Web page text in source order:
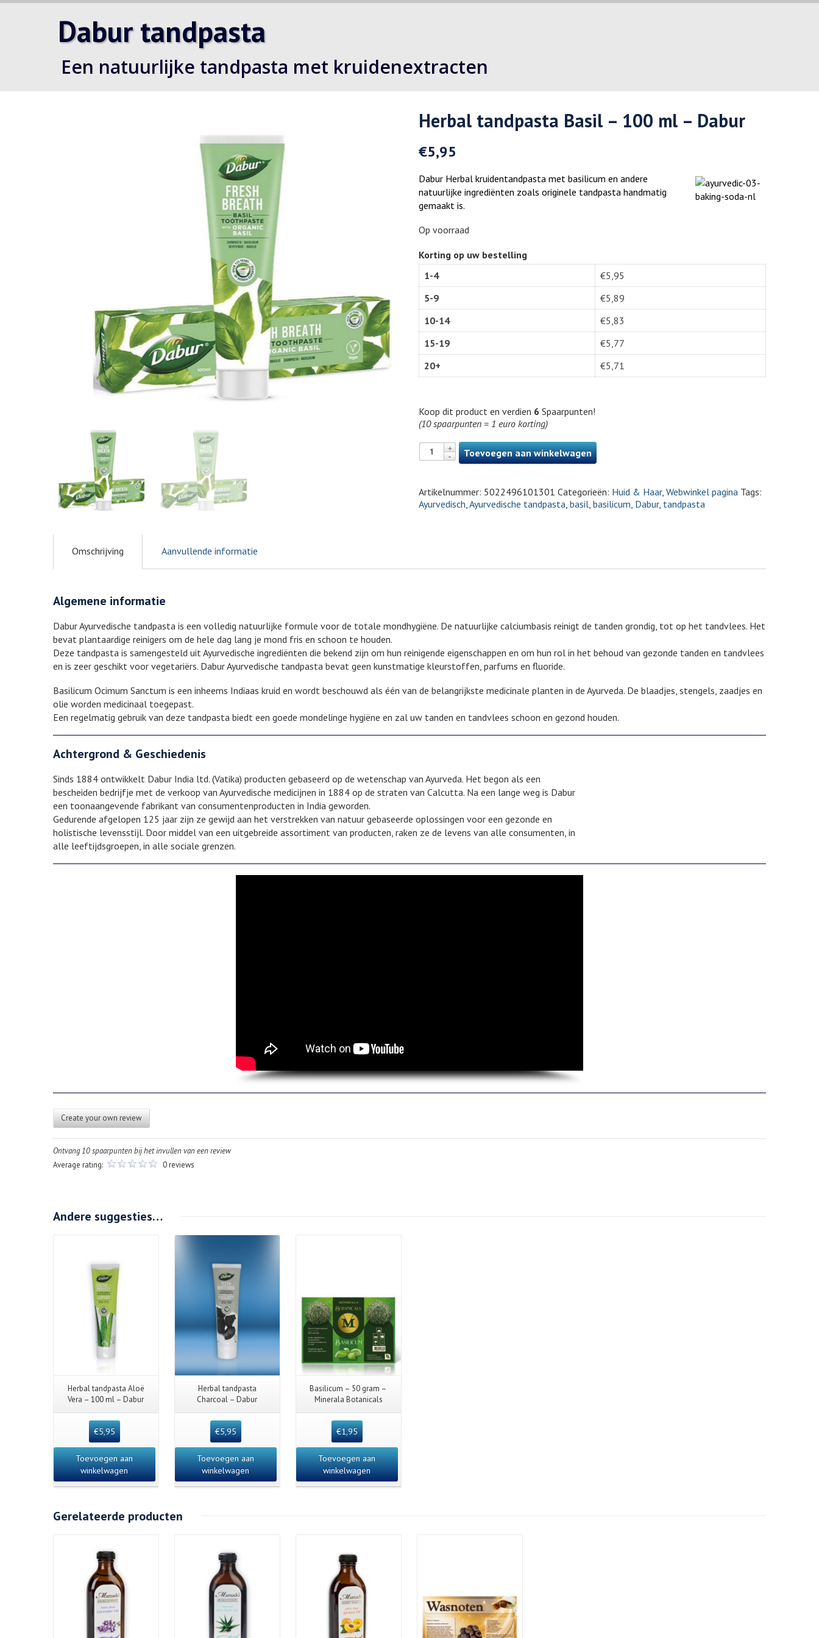
Dabur tandpasta
Een natuurlijke tandpasta met kruidenextracten
Herbal tandpasta Basil – 100 ml – Dabur
€5,95
Dabur Herbal kruidentandpasta met basilicum en andere
natuurlijke ingrediënten zoals originele tandpasta handmatig
gemaakt is.
Op voorraad
Korting op uw bestelling
1-4
€5,95
5-9
€5,89
10-14
€5,83
15-19
€5,77
20+
€5,71
Koop dit product en verdien 6 Spaarpunten!
(10 spaarpunten = 1 euro korting)
Toevoegen aan winkelwagen
Artikelnummer: 5022496101301 Categorieën: Huid & Haar, Webwinkel pagina Tags:
Ayurvedisch,Ayurvedische tandpasta, basil, basilicum, Dabur, tandpasta
Omschrijving Aanvullende informatie
Algemene informatie
Dabur Ayurvedische tandpasta is een volledig natuurlijke formule voor de totale mondhygiëne. De natuurlijke calciumbasis reinigt de tanden grondig, tot op het tandvlees. Het
bevat plantaardige reinigers om de hele dag lang je mond fris en schoon te houden.
Deze tandpasta is samengesteld uit Ayurvedische ingrediënten die bekend zijn om hun reinigende eigenschappen en om hun rol in het behoud van gezonde tanden en tandvlees
en is zeer geschikt voor vegetariërs. Dabur Ayurvedische tandpasta bevat geen kunstmatige kleurstoffen, parfums en fluoride.
Basilicum Ocimum Sanctum is een inheems Indiaas kruid en wordt beschouwd als één van de belangrijkste medicinale planten in de Ayurveda. De blaadjes, stengels, zaadjes en
olie worden medicinaal toegepast.
Een regelmatig gebruik van deze tandpasta biedt een goede mondelinge hygiëne en zal uw tanden en tandvlees schoon en gezond houden.
Achtergrond & Geschiedenis
Sinds 1884 ontwikkelt Dabur India ltd. (Vatika) producten gebaseerd op de wetenschap van Ayurveda. Het begon als een
bescheiden bedrijfje met de verkoop van Ayurvedische medicijnen in 1884 op de straten van Calcutta. Na een lange weg is Dabur
een toonaangevende fabrikant van consumentenproducten in India geworden.
Gedurende afgelopen 125 jaar zijn ze gewijd aan het verstrekken van natuur gebaseerde oplossingen voor een gezonde en
holistische levensstijl. Door middel van een uitgebreide assortiment van producten, raken ze de levens van alle consumenten, in
alle leeftijdsgroepen, in alle sociale grenzen.
Create your own review
Ontvang 10 spaarpunten bij het invullen van een review
Average rating:
0 reviews
Andere suggesties…
Herbal tandpasta Aloë
Vera – 100 ml – Dabur
€5,95
Toevoegen aan
winkelwagen
Herbal tandpasta
Charcoal – Dabur
€5,95
Toevoegen aan
winkelwagen
Basilicum – 50 gram –
Minerala Botanicals
€1,95
Toevoegen aan
winkelwagen
Gerelateerde producten